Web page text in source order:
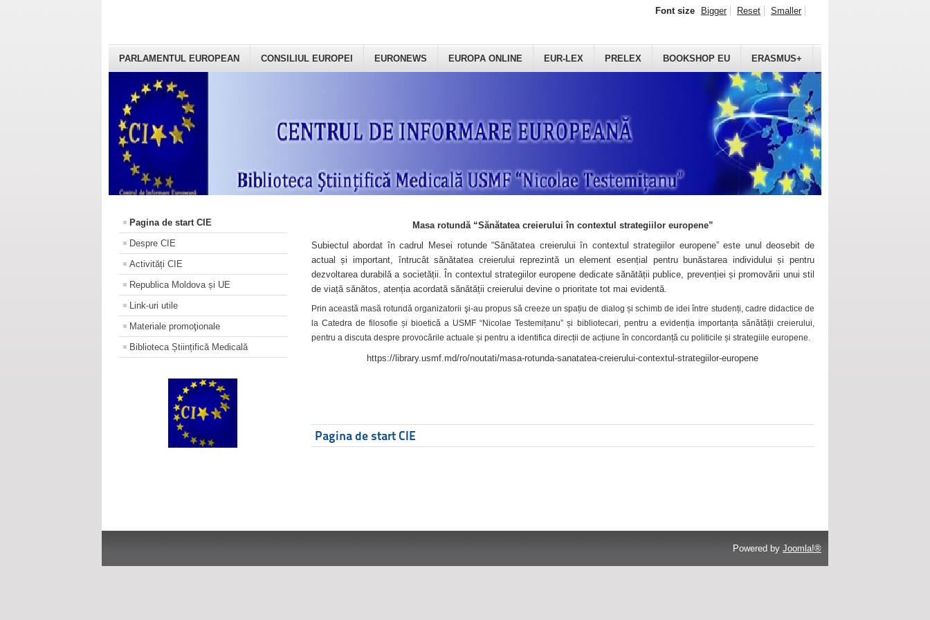
PARLAMENTUL EUROPEAN CONSILIUL EUROPEI EURONEWS EUROPA ONLINE EUR-LEX PRELEX BOOKSHOP EU ERASMUS+
Font size Bigger Reset Smaller
Pagina de start CIE
Despre CIE
Activități CIE
Republica Moldova și UE
Link-uri utile
Materiale promoţionale
Biblioteca Științifică Medicală
Masa rotundă “Sănătatea creierului în contextul strategiilor europene”
Subiectul abordat în cadrul Mesei rotunde “Sănătatea creierului în contextul strategiilor europene” este unul deosebit de
actual și important, întrucât sănătatea creierului reprezintă un element esențial pentru bunăstarea individului și pentru
dezvoltarea durabilă a societății. În contextul strategiilor europene dedicate sănătății publice, prevenției și promovării unui stil
de viață sănătos, atenția acordată sănătății creierului devine o prioritate tot mai evidentă.
Prin această masă rotundă organizatorii şi-au propus să creeze un spațiu de dialog și schimb de idei între studenți, cadre didactice de
la Catedra de filosofie și bioetică a USMF “Nicolae Testemițanu” și bibliotecari, pentru a evidenția importanța sănătății creierului,
pentru a discuta despre provocările actuale și pentru a identifica direcții de acțiune în concordanță cu politicile și strategiile europene.
https://library.usmf.md/ro/noutati/masa-rotunda-sanatatea-creierului-contextul-strategiilor-europene
Pagina de start CIE
Powered by Joomla!®